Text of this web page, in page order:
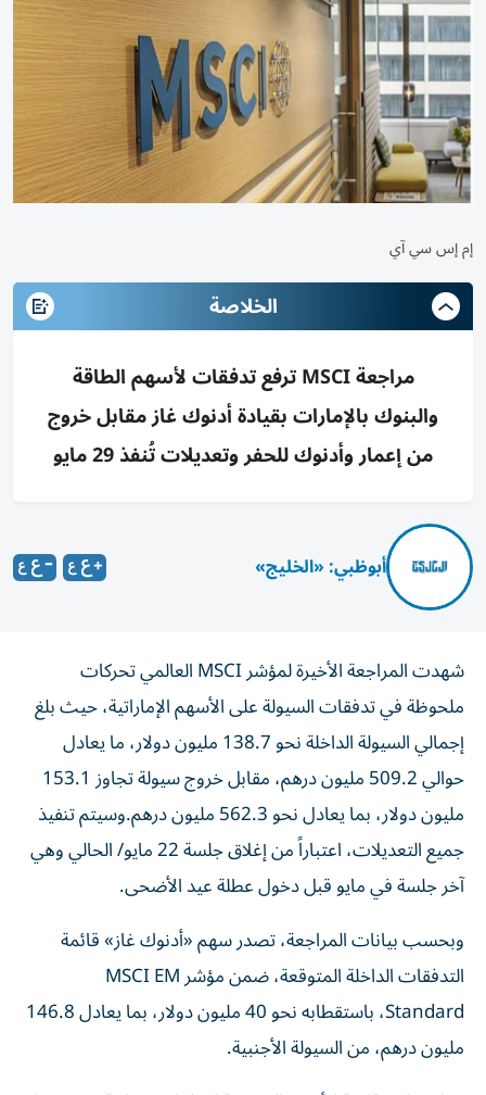
إم إس سي آي
الخلاصة
مراجعة MSCI ترفع تدفقات لأسهم الطاقة
والبنوك بالإمارات بقيادة أدنوك غاز مقابل خروج
من إعمار وأدنوك للحفر وتعديلات تُنفذ 29 مايو
أبوظبي: «الخليج»
شهدت المراجعة الأخيرة لمؤشر MSCI العالمي تحركات
ملحوظة في تدفقات السيولة على الأسهم الإماراتية، حيث بلغ
إجمالي السيولة الداخلة نحو 138.7 مليون دولار، ما يعادل
حوالي 509.2 مليون درهم، مقابل خروج سيولة تجاوز 153.1
مليون دولار، بما يعادل نحو 562.3 مليون درهم.
وسيتم تنفيذ
جميع التعديلات، اعتباراً من إغلاق جلسة 22 مايو/ الحالي وهي
آخر جلسة في مايو قبل دخول عطلة عيد الأضحى.
وبحسب بيانات المراجعة، تصدر سهم «أدنوك غاز» قائمة
التدفقات الداخلة المتوقعة، ضمن مؤشر MSCI EM
Standard، باستقطابه نحو 40 مليون دولار، بما يعادل 146.8
مليون درهم، من السيولة الأجنبية.